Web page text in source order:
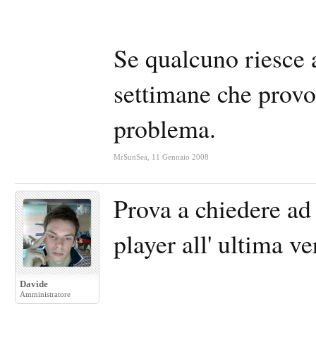
Se qualcuno
settimane che
problema.
MrSunSea 11 Gennaio 2008
Davide
Amministratore
Prova a chiedere
player all' ultima